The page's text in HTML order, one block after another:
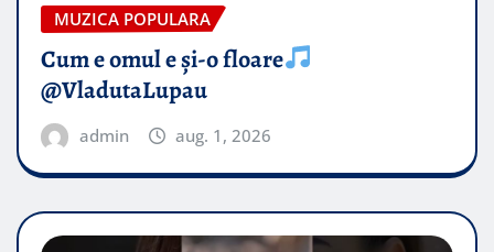
MUZICA POPULARA
Cum e omul e și-o floare
@VladutaLupau
admin aug. 1, 2026